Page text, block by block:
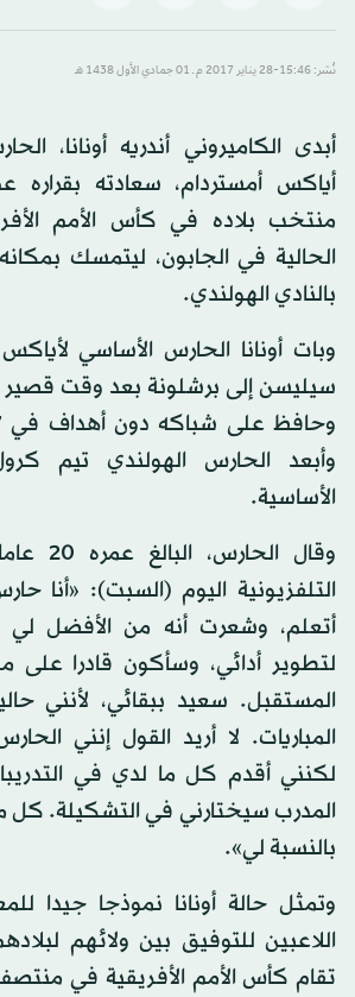
نُشر: 15:46-28 يناير 2017 م ـ 01 جمادي الأول 1438 هـ
أبدى الكاميروني أندريه أونانا،
أياكس أمستردام، سعادته بقراره
منتخب بلاده في كأس الأمم
الحالية في الجابون، ليتمسك
بالنادي الهولندي.
وبات أونانا الحارس الأساسي
سيليسن إلى برشلونة بعد وقت قصير
وأبعد الحارس الهولندي تيم
الأساسية.
وقال
التلفزيونية اليوم (السبت): «أنا
أتعلم، وشعرت أنه من الأفضل لي
لتطوير أدائي، وسأكون قادرا على
المستقبل. سعيد ببقائي، لأنني
المباريات. لا أريد القول إنني
لكنني أقدم كل ما لدي في
المدرب سيختارني في التشكيلة. كل
بالنسبة لي».
وتمثل حالة أونانا نموذجا جيدا
اللاعبين للتوفيق بين ولائهم
تقام كأس الأمم الأفريقية في